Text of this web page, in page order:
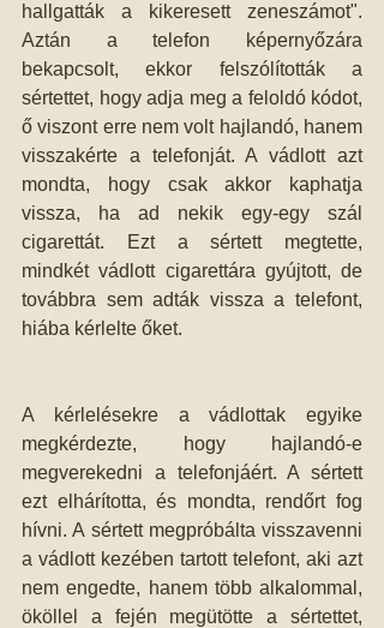
hallgatták a kikeresett zeneszámot".
Aztán a telefon képernyőzára
bekapcsolt, ekkor felszólították a
sértettet, hogy adja meg a feloldó kódot,
ő viszont erre nem volt hajlandó, hanem
visszakérte a telefonját. A vádlott azt
mondta, hogy csak akkor kaphatja
vissza, ha ad nekik egy-egy szál
cigarettát. Ezt a sértett megtette,
mindkét vádlott cigarettára gyújtott, de
továbbra sem adták vissza a telefont,
hiába kérlelte őket.
A kérlelésekre a vádlottak egyike
megkérdezte, hogy hajlandó-e
megverekedni a telefonjáért. A sértett
ezt elhárította, és mondta, rendőrt fog
hívni. A sértett megpróbálta visszavenni
a vádlott kezében tartott telefont, aki azt
nem engedte, hanem több alkalommal,
ököllel a fején megütötte a sértettet,